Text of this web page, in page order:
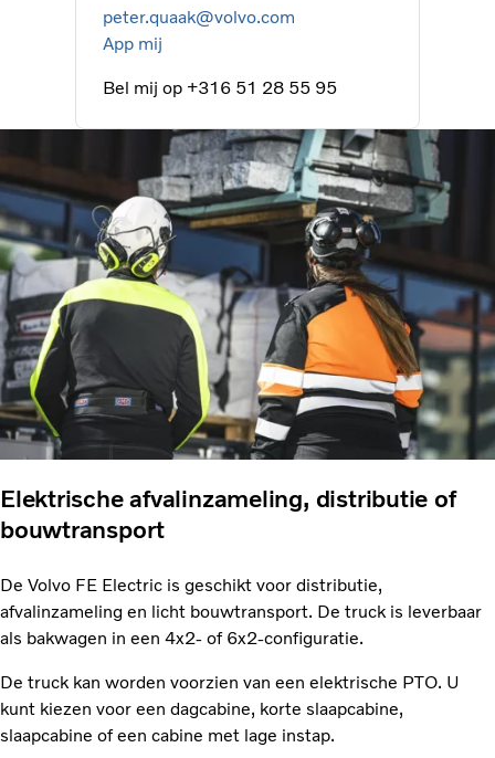
peter.quaak@volvo.com
App mij
Bel mij op +316 51 28 55 95
Elektrische afvalinzameling, distributie of
bouwtransport
De Volvo FE Electric is geschikt voor distributie,
afvalinzameling en licht bouwtransport. De truck is leverbaar
als bakwagen in een 4x2- of 6x2-configuratie.
De truck kan worden voorzien van een elektrische PTO. U
kunt kiezen voor een dagcabine, korte slaapcabine,
slaapcabine of een cabine met lage instap.